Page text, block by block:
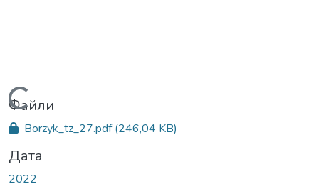
Вантажиться...
Файли
Borzyk_tz_27.pdf(246,04 KB)
Дата
2022